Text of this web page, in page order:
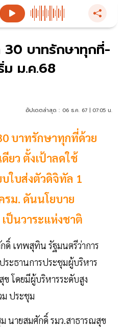
บาทรักษาทุกที่-
ม ม.ค.68
อัปเดตล่าสุด : 06 ธ.ค. 67 | 07:05 น.
บาทรักษาทุกที่ด้วย
ยว ตั้งเป้าลดใช้
ใบส่งตัวดิจิทัล 1
รม. ดันนโยบาย
ป็นวาระแห่งชาติ
ดิ์ เทพสุทิน รัฐมนตรีว่าการ
ระธานการประชุมผู้บริหาร
ข โดยมีผู้บริหารระดับสูง
ม ประชุม
นายสมศักดิ์ รมว.สาธารณสุข